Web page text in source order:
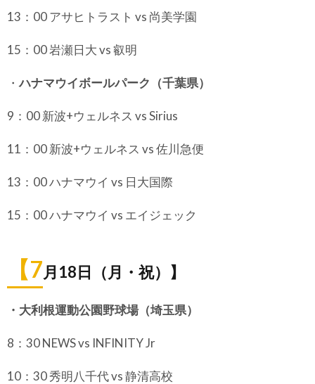
13：00 アサヒトラスト vs 尚美学園
15：00 岩瀬日大 vs 叡明
・ハナマウイボールパーク（千葉県）
9：00 新波+ウェルネス vs Sirius
11：00 新波+ウェルネス vs 佐川急便
13：00 ハナマウイ vs 日大国際
15：00 ハナマウイ vs エイジェック
【7月18日（月・祝）】
・大利根運動公園野球場（埼玉県）
8：30 NEWS vs INFINITY Jr
10：30 秀明八千代 vs 静清高校